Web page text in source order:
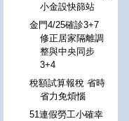
小金設快篩站
金門4/25確診3+7
修正居家隔離調
整與中央同步
3+4
稅額試算報稅 省時
省力免煩惱
51連假勞工小確幸